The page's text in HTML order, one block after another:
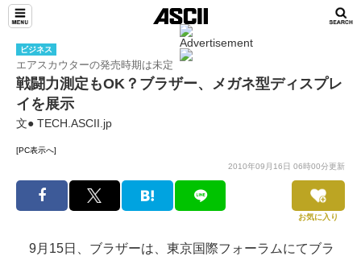
ビジネス
エアスカウターの発売時期は未定
戦闘力測定もOK？ブラザー、メガネ型ディスプレ
イを展示
文● TECH.ASCII.jp
[PC表示へ]
2010年09月16日 06時00分更新
お気に入り
9月15日、ブラザーは、東京国際フォーラムにてブラ